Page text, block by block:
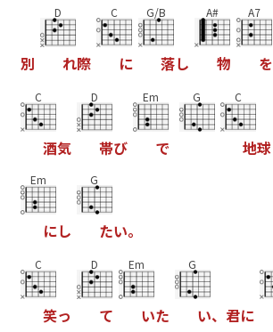
別
D
れ際
C
に
G/B
落し
A#
物
A7
を
C
酒気
D
帯び
Em
で
G C
地球
Em
にし
G
たい。
C
笑っ
D
て
Em
いた
G
い、 君に